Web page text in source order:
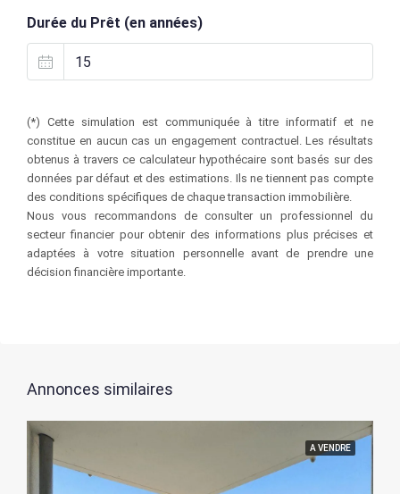
Durée du Prêt (en années)
(*) Cette simulation est communiquée à titre informatif et ne
constitue en aucun cas un engagement contractuel. Les résultats
obtenus à travers ce calculateur hypothécaire sont basés sur des
données par défaut et des estimations. Ils ne tiennent pas compte
des conditions spécifiques de chaque transaction immobilière.
Nous vous recommandons de consulter un professionnel du
secteur financier pour obtenir des informations plus précises et
adaptées à votre situation personnelle avant de prendre une
décision financière importante.
Annonces similaires
A VENDRE